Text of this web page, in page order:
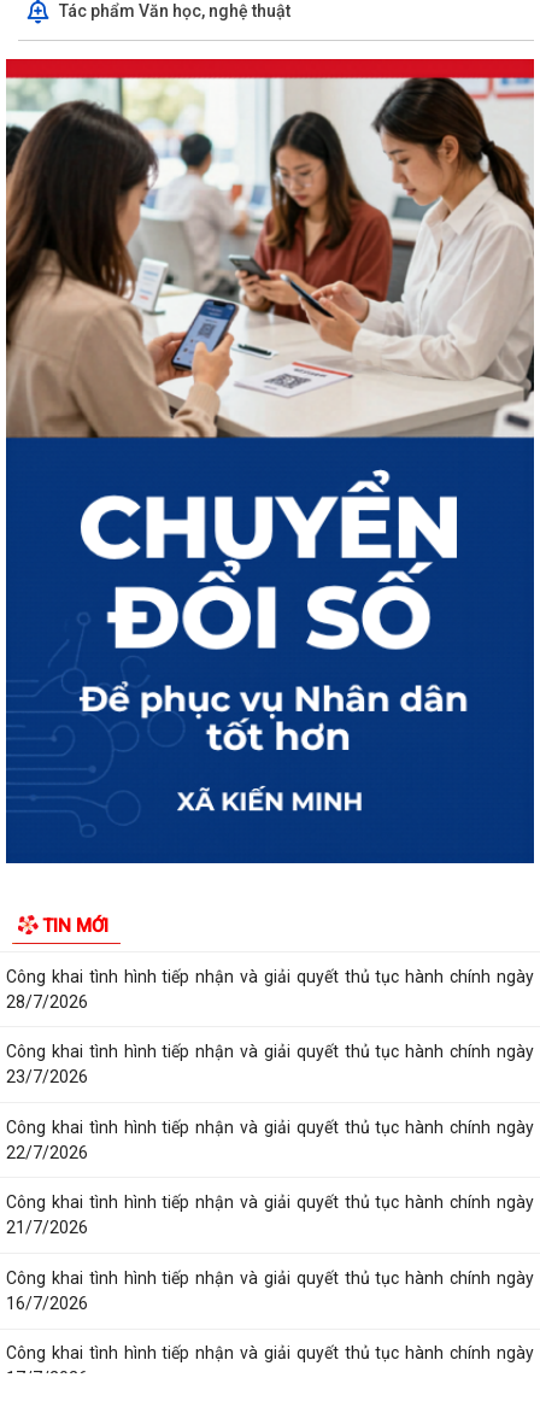
Tác phẩm Văn học, nghệ thuật
TIN MỚI
Công khai tình hình tiếp nhận và giải quyết thủ tục hành chính ngày
30/7/2026
Công khai tình hình tiếp nhận và giải quyết thủ tục hành chính ngày
31/7/2026
Công khai tình hình tiếp nhận và giải quyết thủ tục hành chính ngày
24/7/2026
Công khai tình hình tiếp nhận và giải quyết thủ tục hành chính ngày
27/7/2026
Công khai tình hình tiếp nhận và giải quyết thủ tục hành chính ngày
28/7/2026
Công khai tình hình tiếp nhận và giải quyết thủ tục hành chính ngày
23/7/2026
Công khai tình hình tiếp nhận và giải quyết thủ tục hành chính ngày
21/7/2026
Công khai tình hình tiếp nhận và giải quyết thủ tục hành chính ngày
16/7/2026
Công khai tình hình tiếp nhận và giải quyết thủ tục hành chính ngày
17/7/2026
Công khai tình hình tiếp nhận và giải quyết thủ tục hành chính ngày
20/7/2026
Công khai tình hình tiếp nhận và giải quyết thủ tục hành chính ngày
14/7/2026
Công khai tình hình tiếp nhận và giải quyết thủ tục hành chính ngày
15/7/2026
Công khai tình hình tiếp nhận và giải quyết thủ tục hành chính ngày